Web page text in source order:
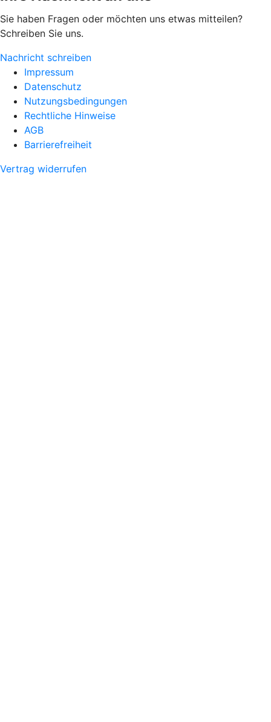
Sie haben Fragen oder möchten uns etwas mitteilen?
Schreiben Sie uns.
Nachricht schreiben
Impressum
Datenschutz
Nutzungsbedingungen
Rechtliche Hinweise
AGB
Barrierefreiheit
Vertrag widerrufen